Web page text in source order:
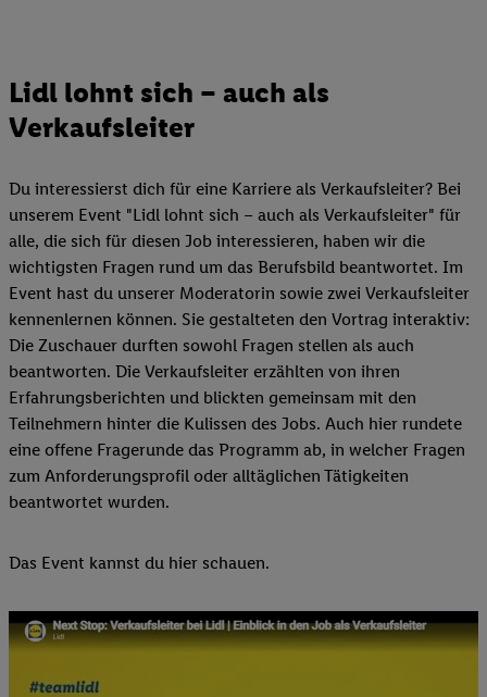
Lidl lohnt sich – auch als
Verkaufsleiter
Du interessierst dich für eine Karriere als Verkaufsleiter? Bei
unserem Event "Lidl lohnt sich – auch als Verkaufsleiter" für
alle, die sich für diesen Job interessieren, haben wir die
wichtigsten Fragen rund um das Berufsbild beantwortet. Im
Event hast du unserer Moderatorin sowie zwei Verkaufsleiter
kennenlernen können. Sie gestalteten den Vortrag interaktiv:
Die Zuschauer durften sowohl Fragen stellen als auch
beantworten. Die Verkaufsleiter erzählten von ihren
Erfahrungsberichten und blickten gemeinsam mit den
Teilnehmern hinter die Kulissen des Jobs. Auch hier rundete
eine offene Fragerunde das Programm ab, in welcher Fragen
zum Anforderungsprofil oder alltäglichen Tätigkeiten
beantwortet wurden.
Das Event kannst du hier schauen.